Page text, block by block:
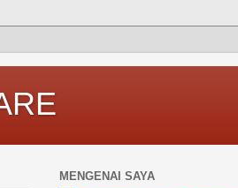
MENGENAI SAYA